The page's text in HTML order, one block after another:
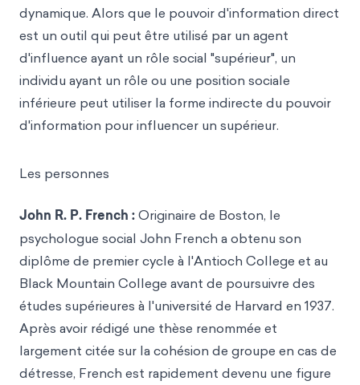
dynamique. Alors que le pouvoir d'information direct
est un outil qui peut être utilisé par un agent
d'influence ayant un rôle social "supérieur", un
individu ayant un rôle ou une position sociale
inférieure peut utiliser la forme indirecte du pouvoir
d'information pour influencer un supérieur.
Les personnes
John R. P. French :Originaire de Boston, le
psychologue social John French a obtenu son
diplôme de premier cycle à l'Antioch College et au
Black Mountain College avant de poursuivre des
études supérieures à l'université de Harvard en 1937.
Après avoir rédigé une thèse renommée et
largement citée sur la cohésion de groupe en cas de
détresse, French est rapidement devenu une figure